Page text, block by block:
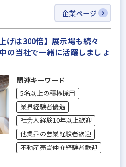
企業ページ
げは300倍】展示場も続々
当社で一緒に活躍しましょ
関連キーワード
5名以上の積極採用
業界経験者優遇
社会人経験10年以上歓迎
他業界の営業経験者歓迎
不動産売買仲介経験者歓迎